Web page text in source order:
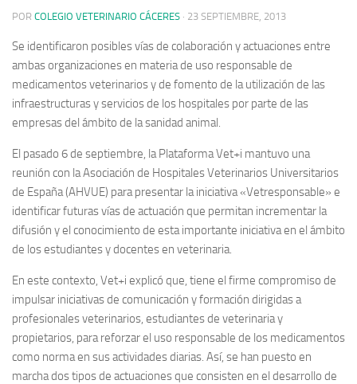
POR COLEGIO VETERINARIO CÁCERES · 23 SEPTIEMBRE, 2013
Se identificaron posibles vías de colaboración y actuaciones entre
ambas organizaciones en materia de uso responsable de
medicamentos veterinarios y de fomento de la utilización de las
infraestructuras y servicios de los hospitales por parte de las
empresas del ámbito de la sanidad animal.
El pasado 6 de septiembre, la Plataforma Vet+i mantuvo una
reunión con la Asociación de Hospitales Veterinarios Universitarios
de España (AHVUE) para presentar la iniciativa «Vetresponsable» e
identificar futuras vías de actuación que permitan incrementar la
difusión y el conocimiento de esta importante iniciativa en el ámbito
de los estudiantes y docentes en veterinaria.
En este contexto, Vet+i explicó que, tiene el firme compromiso de
impulsar iniciativas de comunicación y formación dirigidas a
profesionales veterinarios, estudiantes de veterinaria y
propietarios, para reforzar el uso responsable de los medicamentos
como norma en sus actividades diarias. Así, se han puesto en
marcha dos tipos de actuaciones que consisten en el desarrollo de